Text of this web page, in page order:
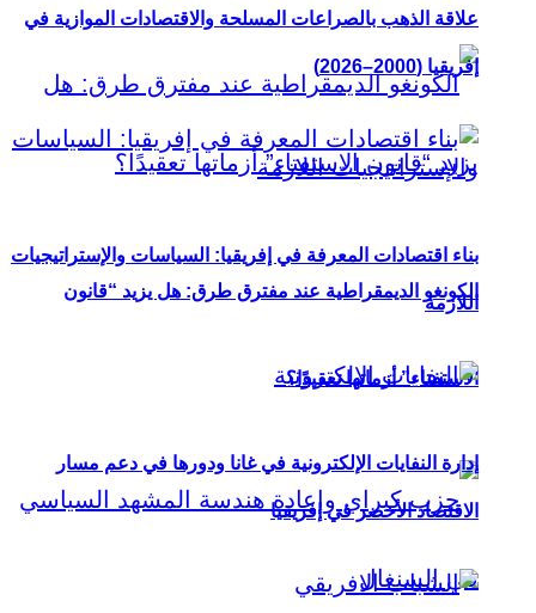
الكونغو الديمقراطية عند مفترق طرق: هل يزيد “قانون
الاستفتاء” أزماتها تعقيدًا؟
علاقة الذهب بالصراعات المسلحة والاقتصادات الموازية في
إفريقيا (2000–2026)
بناء اقتصادات المعرفة في إفريقيا: السياسات والإستراتيجيات
اللازمة
إدارة النفايات الإلكترونية في غانا ودورها في دعم مسار
الاقتصاد الأخضر في إفريقيا